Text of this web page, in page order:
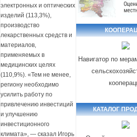
электронных и оптических
изделий (113,3%),
производство
лекарственных средств и
материалов,
применяемых в
медицинских целях
(110,9%). «Тем не менее,
региону необходимо
усилить работу по
привлечению инвестиций
и улучшению
инвестиционного
климата», — сказал Игорь
Навигатор по
КАТАЛОГ